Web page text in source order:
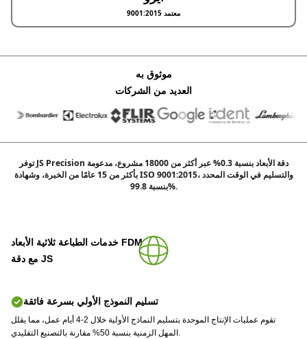
9001:2015 معتمد
موثوق به
العديد من الشركات
توفر JS Precision دقة الأبعاد بنسبة 0.3% عبر أكثر من 18000 مشروع، مدعومة
بأكثر من 15 عامًا من الخبرة، وشهادة ISO 9001:2015، والتسليم في الوقت المحدد
بنسبة 99.8%.
خدمات الطباعة ثلاثية الأبعاد FDM
مع دقة JS
تسليم النموذج الأولي بسرعة فائقة
تقوم عمليات الإنتاج الموحدة بتسليم النماذج الأولية خلال 2-4 أيام عمل، مما يقلل